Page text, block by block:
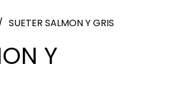
SUETER SALMON Y GRIS
Y